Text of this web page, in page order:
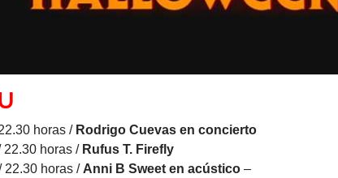
horas / Rodrigo Cuevas en concierto
22.30 horas / Rufus T. Firefly
22.30 horas / Anni B Sweet en acústico –